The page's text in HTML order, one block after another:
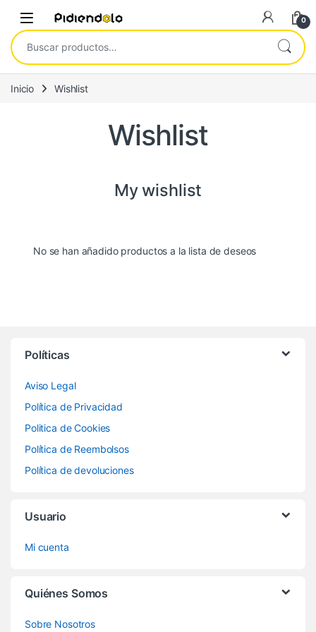
0
Buscar por:
Inicio Wishlist
Wishlist
My wishlist
No se han añadido productos a la lista de deseos
Políticas
Aviso Legal
Política de Privacidad
Politica de Cookies
Política de Reembolsos
Política de devoluciones
Usuario
Mi cuenta
Quiénes Somos
Sobre Nosotros